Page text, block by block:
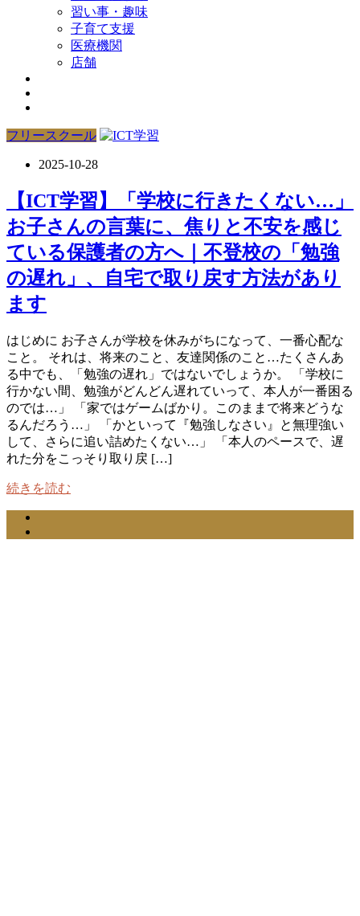
習い事・趣味
子育て支援
医療機関
店舗
フリースクール
2025-10-28
【ICT学習】「学校に行きたくない…」
お子さんの言葉に、焦りと不安を感じ
ている保護者の方へ｜不登校の「勉強
の遅れ」、自宅で取り戻す方法があり
ます
はじめに お子さんが学校を休みがちになって、一番心配な
こと。 それは、将来のこと、友達関係のこと…たくさんあ
る中でも、「勉強の遅れ」ではないでしょうか。 「学校に
行かない間、勉強がどんどん遅れていって、本人が一番困る
のでは…」 「家ではゲームばかり。このままで将来どうな
るんだろう…」 「かといって『勉強しなさい』と無理強い
して、さらに追い詰めたくない…」 「本人のペースで、遅
れた分をこっそり取り戻 […]
続きを読む